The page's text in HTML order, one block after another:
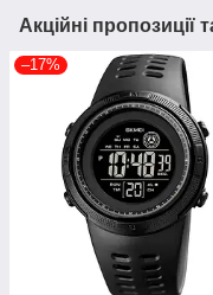
Акційні пропозиції
–17%